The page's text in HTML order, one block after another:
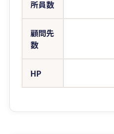
所員数
顧問先
数
HP